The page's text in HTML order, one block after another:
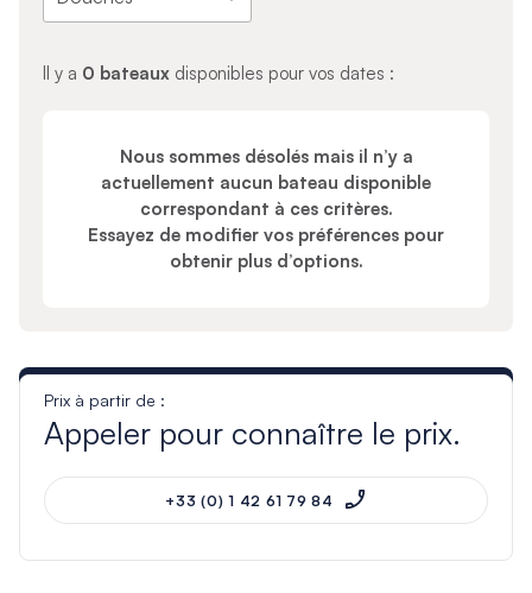
Il y a 0 bateauxdisponibles pour vos dates :
Nous sommes désolés mais il n’y a
actuellement aucun bateau disponible
correspondant à ces critères.
Essayez de modifier vos préférences pour
obtenir plus d’options.
Prix à partir de :
Appeler pour connaître le prix.
+33 (0) 1 42 61 79 84